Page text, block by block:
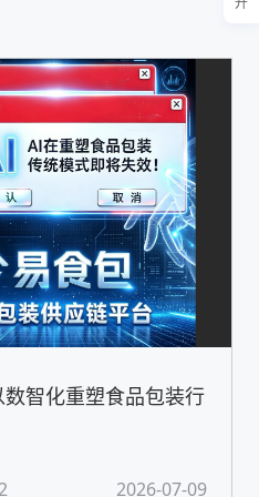
智化重塑食品包装行
2026-07-09